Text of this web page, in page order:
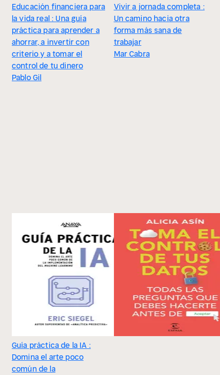
Educación financiera para
la vida real : Una guía
práctica para aprender a
ahorrar, a invertir con
criterio y a tomar el
control de tu dinero
Pablo Gil
Vivir a jornada completa :
Un camino hacia otra
forma más sana de
trabajar
Mar Cabra
Guía práctica de la IA :
Domina el arte poco
común de la